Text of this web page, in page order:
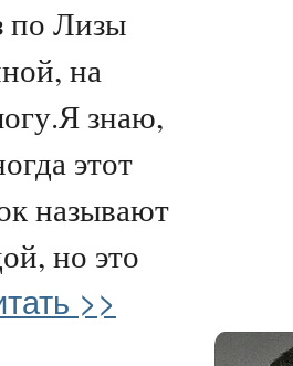
по Лизы
на
знаю,
этот
называют
но это
>>